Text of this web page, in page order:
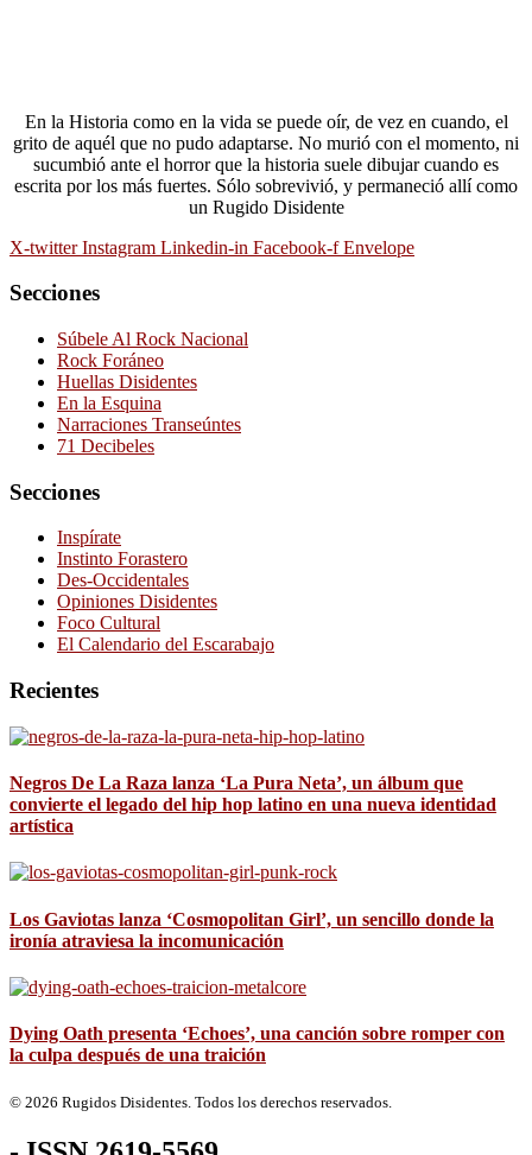
En la Historia como en la vida se puede oír, de vez en cuando, el
grito de aquél que no pudo adaptarse. No murió con el momento, ni
sucumbió ante el horror que la historia suele dibujar cuando es
escrita por los más fuertes. Sólo sobrevivió, y permaneció allí como
un Rugido Disidente
X-twitter Instagram Linkedin-in Facebook-f Envelope
Secciones
Súbele Al Rock Nacional
Rock Foráneo
Huellas Disidentes
En la Esquina
Narraciones Transeúntes
71 Decibeles
Secciones
Inspírate
Instinto Forastero
Des-Occidentales
Opiniones Disidentes
Foco Cultural
El Calendario del Escarabajo
Recientes
Negros De La Raza lanza ‘La Pura Neta’, un álbum que
convierte el legado del hip hop latino en una nueva identidad
artística
Los Gaviotas lanza ‘Cosmopolitan Girl’, un sencillo donde la
ironía atraviesa la incomunicación
Dying Oath presenta ‘Echoes’, una canción sobre romper con
la culpa después de una traición
© 2026 Rugidos Disidentes. Todos los derechos reservados.